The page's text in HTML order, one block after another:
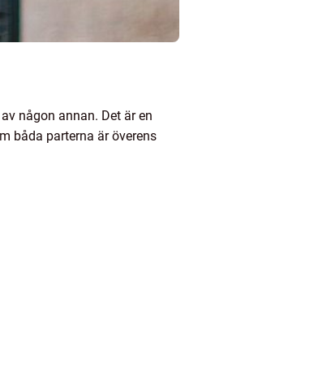
någon annan. Det är en
båda parterna är överens